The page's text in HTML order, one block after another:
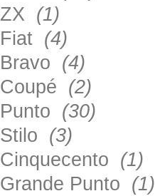
ZX (1)
Fiat (4)
Bravo (4)
Coupé (2)
Punto (30)
Stilo (3)
Cinquecento (1)
Grande Punto (1)